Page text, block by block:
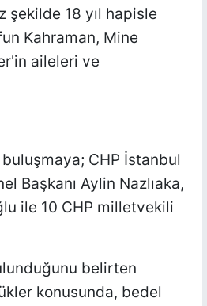
şekilde 18 yıl hapisle
Kahraman, Mine
aileleri ve
CHP İstanbul
Başkanı Aylin Nazlıaka,
ile 10 CHP milletvekili
belirten
konusunda, bedel